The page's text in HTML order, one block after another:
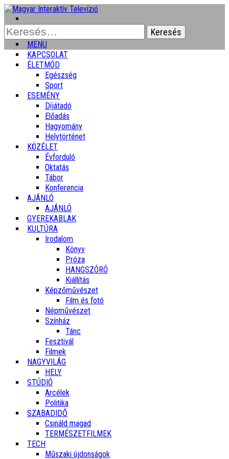
Keresés:
MENU
KAPCSOLAT
ÉLETMÓD
Egészség
Sport
ESEMÉNY
Díjátadó
Előadás
Hagyomány
Helytörténet
KÖZÉLET
Évforduló
Oktatás
Tábor
Konferencia
AJÁNLÓ
AJÁNLÓ
GYEREKABLAK
KULTÚRA
Irodalom
Könyv
Próza
HANGSZÓRÓ
Kiállítás
Képzőművészet
Film és fotó
Népművészet
Színház
Tánc
Fesztivál
Filmek
NAGYVILÁG
HELY
STÚDIÓ
Arcélek
Politika
SZABADIDŐ
Csináld magad
TERMÉSZETFILMEK
TECH
Műszaki újdonságok